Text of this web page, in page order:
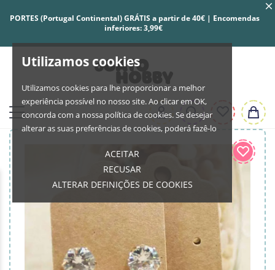
Utilizamos cookies
Utilizamos cookies para lhe proporcionar a melhor
experiência possível no nosso site. Ao clicar em OK,
concorda com a nossa política de cookies. Se desejar
alterar as suas preferências de cookies, poderá fazê-lo
ACEITAR
RECUSAR
ALTERAR DEFINIÇÕES DE COOKIES
PORTES (Portugal Continental) GRÁTIS a partir de 40€ | Encomendas
inferiores: 3,99€